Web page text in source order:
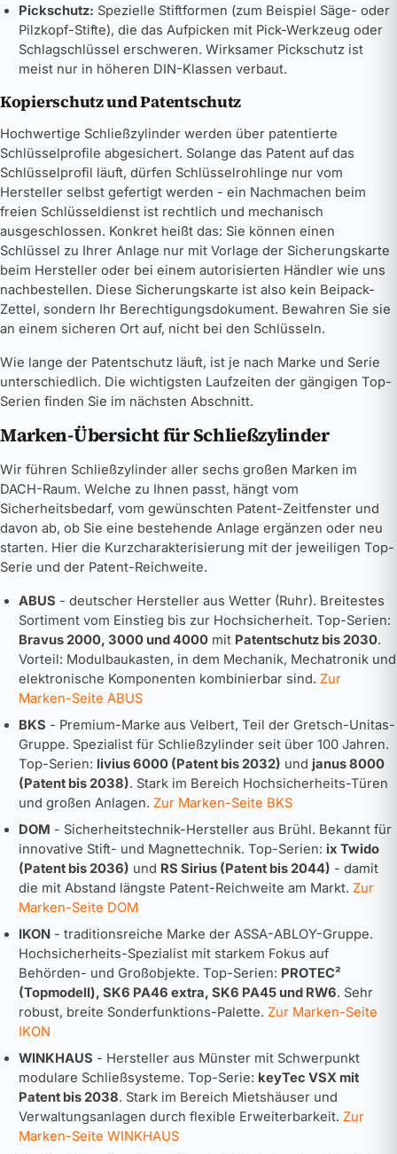
Pickschutz: Spezielle Stiftformen (zum Beispiel Säge- oder
Pilzkopf-Stifte), die das Aufpicken mit Pick-Werkzeug oder
Schlagschlüssel erschweren. Wirksamer Pickschutz ist
meist nur in höheren DIN-Klassen verbaut.
Kopierschutz und Patentschutz
Hochwertige Schließzylinder werden über patentierte
Schlüsselprofile abgesichert. Solange das Patent auf das
Schlüsselprofil läuft, dürfen Schlüsselrohlinge nur vom
Hersteller selbst gefertigt werden - ein Nachmachen beim
freien Schlüsseldienst ist rechtlich und mechanisch
ausgeschlossen. Konkret heißt das: Sie können einen
Schlüssel zu Ihrer Anlage nur mit Vorlage der Sicherungskarte
beim Hersteller oder bei einem autorisierten Händler wie uns
nachbestellen. Diese Sicherungskarte ist also kein Beipack-
Zettel, sondern Ihr Berechtigungsdokument. Bewahren Sie sie
an einem sicheren Ort auf, nicht bei den Schlüsseln.
Wie lange der Patentschutz läuft, ist je nach Marke und Serie
unterschiedlich. Die wichtigsten Laufzeiten der gängigen Top-
Serien finden Sie im nächsten Abschnitt.
Marken-Übersicht für Schließzylinder
Wir führen Schließzylinder aller sechs großen Marken im
DACH-Raum. Welche zu Ihnen passt, hängt vom
Sicherheitsbedarf, vom gewünschten Patent-Zeitfenster und
davon ab, ob Sie eine bestehende Anlage ergänzen oder neu
starten. Hier die Kurzcharakterisierung mit der jeweiligen Top-
Serie und der Patent-Reichweite.
ABUS - deutscher Hersteller aus Wetter (Ruhr). Breitestes
Sortiment vom Einstieg bis zur Hochsicherheit. Top-Serien:
Bravus 2000, 3000 und 4000mit Patentschutz bis 2030.
Vorteil: Modulbaukasten, in dem Mechanik, Mechatronik und
elektronische Komponenten kombinierbar sind. Zur
Marken-Seite ABUS
BKS - Premium-Marke aus Velbert, Teil der Gretsch-Unitas-
Gruppe. Spezialist für Schließzylinder seit über 100 Jahren.
Top-Serien: livius 6000 (Patent bis 2032) und janus 8000
(Patent bis 2038). Stark im Bereich Hochsicherheits-Türen
und großen Anlagen. Zur Marken-Seite BKS
DOM - Sicherheitstechnik-Hersteller aus Brühl. Bekannt für
innovative Stift- und Magnettechnik. Top-Serien: ix Twido
(Patent bis 2036) und RS Sirius (Patent bis 2044) - damit
die mit Abstand längste Patent-Reichweite am Markt. Zur
Marken-Seite DOM
IKON - traditionsreiche Marke der ASSA-ABLOY-Gruppe.
Hochsicherheits-Spezialist mit starkem Fokus auf
Behörden- und Großobjekte. Top-Serien: PROTEC²
(Topmodell), SK6 PA46 extra, SK6 PA45 und RW6. Sehr
robust, breite Sonderfunktions-Palette. Zur Marken-Seite
IKON
WINKHAUS - Hersteller aus Münster mit Schwerpunkt
modulare Schließsysteme. Top-Serie: keyTec VSX mit
Patent bis 2038. Stark im Bereich Mietshäuser und
Verwaltungsanlagen durch flexible Erweiterbarkeit. Zur
Marken-Seite WINKHAUS